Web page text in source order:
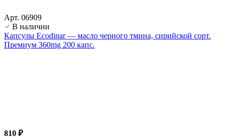
Арт. 06909
В наличии
Капсулы Ecodinar — масло черного тмина, сирийской сорт.
Премиум 360mg 200 капс.
810 ₽